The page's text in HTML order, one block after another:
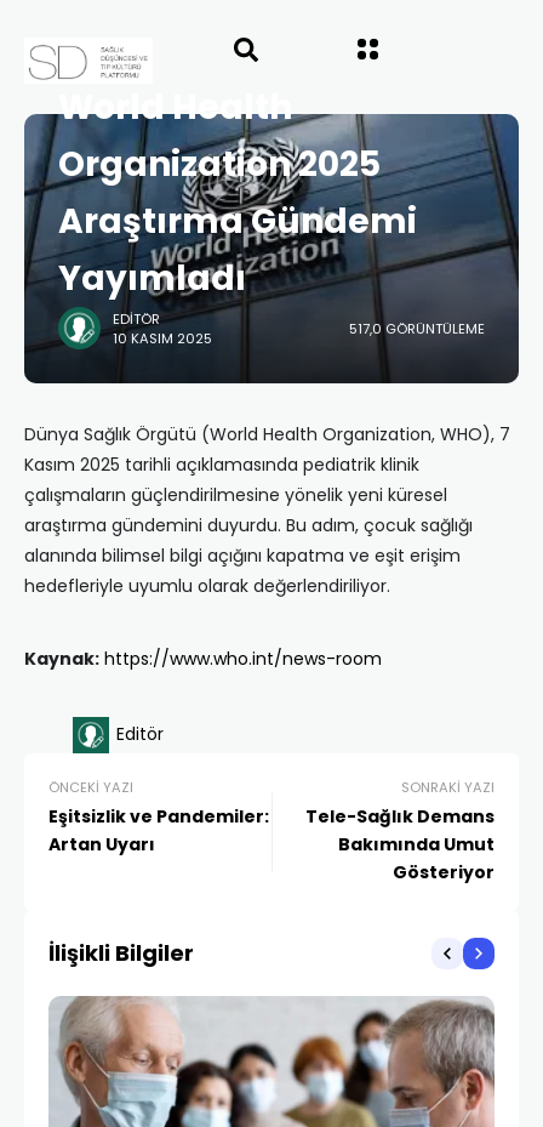
ANASAYFA
World Health
Organization 2025
Araştırma Gündemi
Yayımladı
EDITÖR
10 KASIM 2025
517,0 GÖRÜNTÜLEME
Dünya Sağlık Örgütü (World Health Organization, WHO), 7
Kasım 2025 tarihli açıklamasında pediatrik klinik
çalışmaların güçlendirilmesine yönelik yeni küresel
araştırma gündemini duyurdu. Bu adım, çocuk sağlığı
alanında bilimsel bilgi açığını kapatma ve eşit erişim
hedefleriyle uyumlu olarak değerlendiriliyor.
Kaynak: https://www.who.int/news-room
Editör
ÖNCEKI YAZI
Eşitsizlik ve Pandemiler:
Artan Uyarı
SONRAKI YAZI
Tele-Sağlık Demans
Bakımında Umut
Gösteriyor
İlişikli Bilgiler